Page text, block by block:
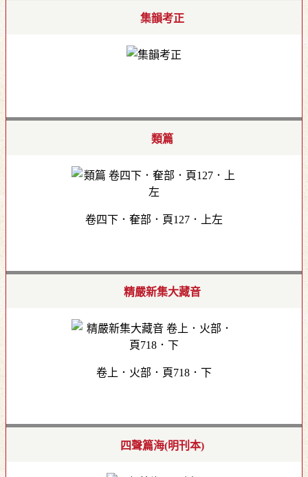
集韻考正
類篇
卷四下．奞部．頁127．上左
精嚴新集大藏音
卷上．火部．頁718．下
四聲篇海(明刊本)